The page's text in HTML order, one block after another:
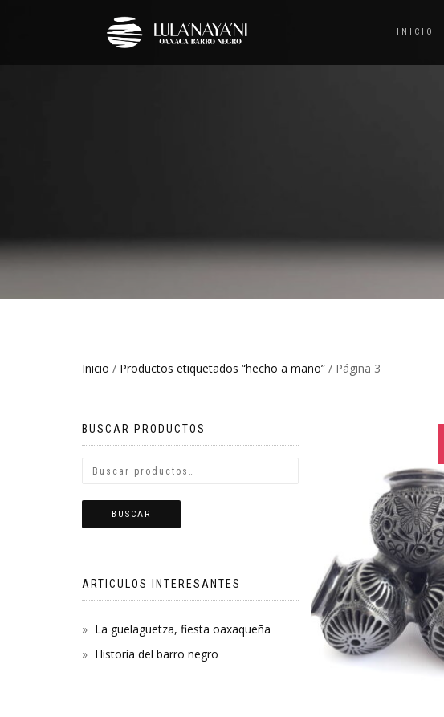
INICIO
Inicio / Productos etiquetados “hecho a mano” / Página 3
BUSCAR PRODUCTOS
BUSCAR
ARTICULOS INTERESANTES
La guelaguetza, fiesta oaxaqueña
Historia del barro negro